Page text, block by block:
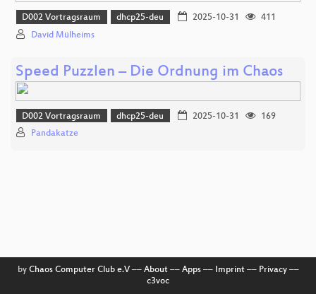
D002 Vortragsraum dhcp25-deu 2025-10-31
411
David Mülheims
Speed Puzzlen – Die Ordnung im Chaos
D002 Vortragsraum dhcp25-deu 2025-10-31
169
Pandakatze
by Chaos Computer Club e.V–– About–– Apps–– Imprint–– Privacy––
c3voc